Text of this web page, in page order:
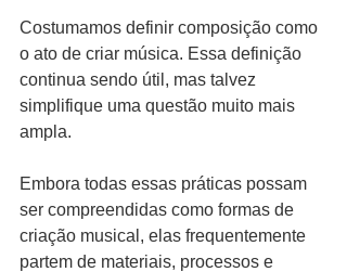
Costumamos definir composição como
o ato de criar música. Essa definição
continua sendo útil, mas talvez
simplifique uma questão muito mais
ampla.
Embora todas essas práticas possam
ser compreendidas como formas de
criação musical, elas frequentemente
partem de materiais, processos e